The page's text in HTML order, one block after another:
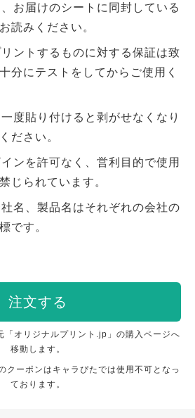
お届けのシートに同封している
読みください。
ントするものに対する保証は致
分にテストをしてからご使用く
度貼り付けると剥がせなくなり
ださい。
ンを許可なく、営利目的で使用
じられています。
名、製品名はそれぞれの会社の
です。
注文する
オリジナルプリント.jp」の購入ページへ
移動します。
クーポンはキャラぴたでは使用不可となっ
ております。